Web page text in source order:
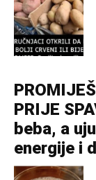
PRIJE
beba, a
energije i